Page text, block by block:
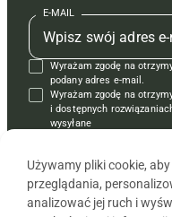
Kontakt
Regulamin
Polityka prywatności
Redakcja
Kontakt
Reklama
Reklama
Kontakt
Krzyżówki
Książki
Regulamin
E-MAIL
Wyrażam zgodę na
podany adres e-mail.
Wyrażam zgodę na
i dostępnych
wysyłane
Używamy pliki cookie,
przeglądania,
analizować jej ruch i